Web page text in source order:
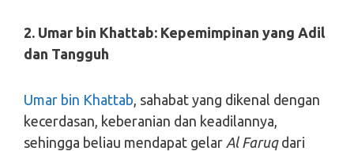
2. Umar bin Khattab: Kepemimpinan yang Adil
dan Tangguh
Umar bin Khattab , sahabat yang dikenal dengan
kecerdasan, keberanian dan keadilannya,
sehingga beliau mendapat gelar Al Faruqdari